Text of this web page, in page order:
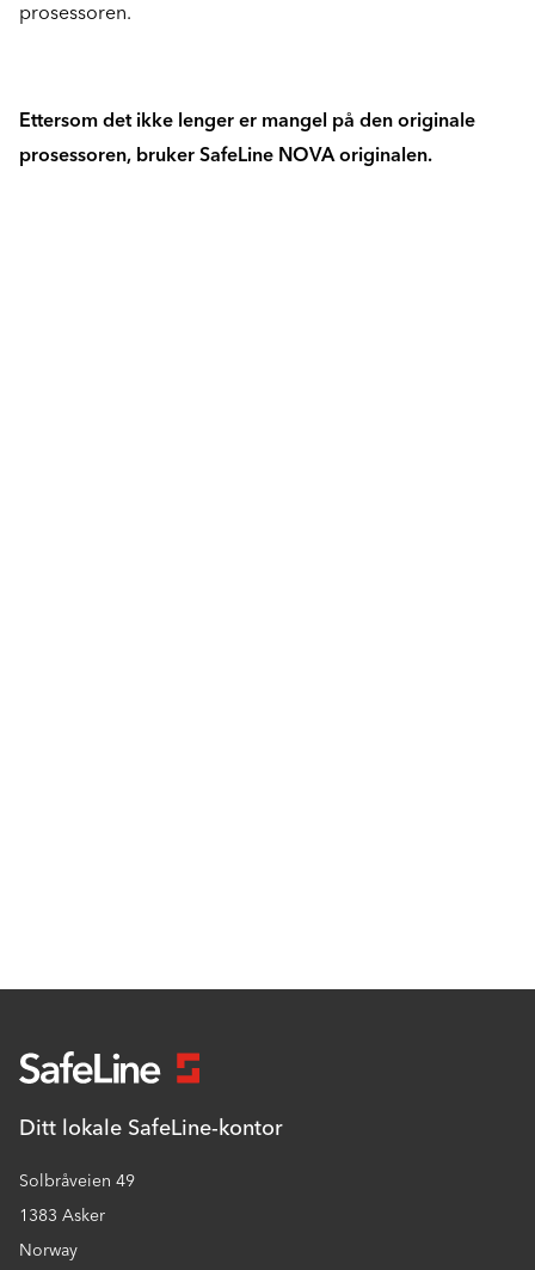
prosessoren.
Ettersom det ikke lenger er mangel på den originale
prosessoren, bruker SafeLine NOVA originalen.
Ditt lokale SafeLine-kontor
Solbråveien 49
1383 Asker
Norway